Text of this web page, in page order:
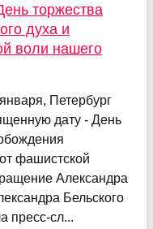
торжества
духа и
воли нашего
Петербург
дату - День
фашистской
Александра
Бельского
пресс-сл...